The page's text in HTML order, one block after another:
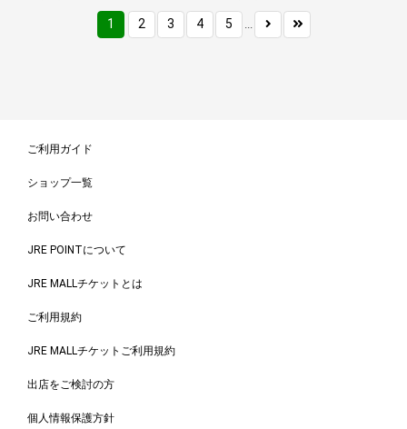
1 2 3 4 5
ご利用ガイド
ショップ一覧
お問い合わせ
JRE POINTについて
JRE MALLチケットとは
ご利用規約
JRE MALLチケットご利用規約
出店をご検討の方
個人情報保護方針